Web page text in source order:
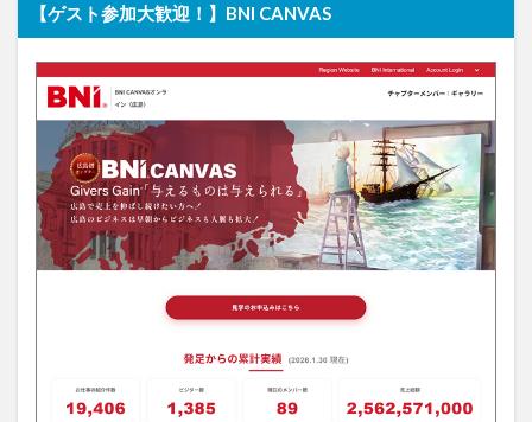
【ゲスト参加大歓迎！】BNI CANVAS